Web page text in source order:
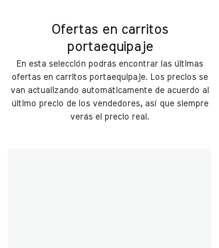
Ofertas en carritos
portaequipaje
En esta selección podrás encontrar las últimas
ofertas en carritos portaequipaje. Los precios se
van actualizando automáticamente de acuerdo al
último precio de los vendedores, así que siempre
verás el precio real.